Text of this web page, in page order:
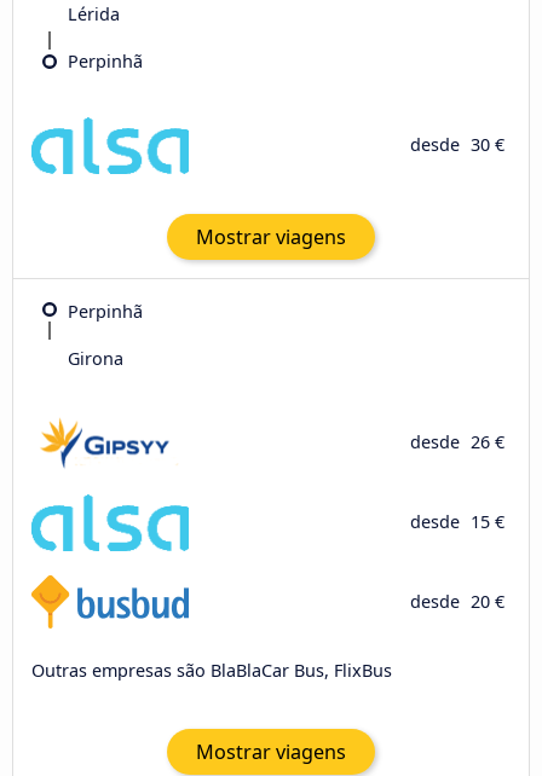
Lérida
Perpinhã
desde 30 €
Mostrar viagens
Perpinhã
Girona
desde 26 €
desde 15 €
desde 20 €
Outras empresas são BlaBlaCar Bus, FlixBus
Mostrar viagens